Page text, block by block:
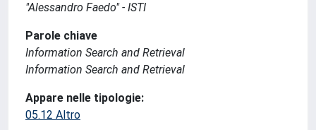
"Alessandro Faedo" - ISTI
Parole chiave
Information Search and Retrieval
Information Search and Retrieval
Appare nelle tipologie:
05.12 Altro